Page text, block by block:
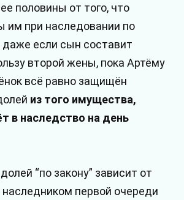
половины от того, что
им при наследовании по
даже если сын составит
второй жены, пока Артёму
всё равно защищён
из того имущества,
в наследство на день
“по закону” зависит от
наследником первой очереди